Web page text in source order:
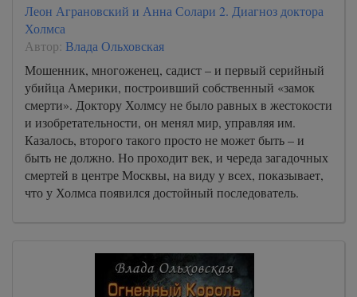
Леон Аграновский и Анна Солари 2. Диагноз доктора
Холмса
Автор: Влада Ольховская
Мошенник, многоженец, садист – и первый серийный
убийца Америки, построивший собственный «замок
смерти». Доктору Холмсу не было равных в жестокости
и изобретательности, он менял мир, управляя им.
Казалось, второго такого просто не может быть – и
быть не должно. Но проходит век, и череда загадочных
смертей в центре Москвы, на виду у всех, показывает,
что у Холмса появился достойный последователь.